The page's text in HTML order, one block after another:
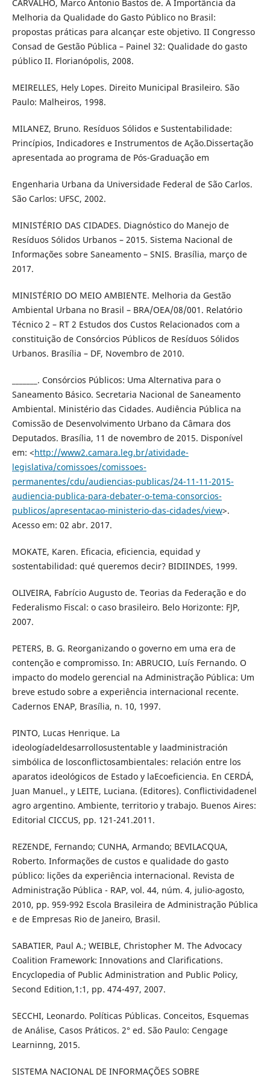
CARVALHO, Marco Antonio Bastos de. A Importância da
Melhoria da Qualidade do Gasto Público no Brasil:
propostas práticas para alcançar este objetivo. II Congresso
Consad de Gestão Pública – Painel 32: Qualidade do gasto
público II. Florianópolis, 2008.
MEIRELLES, Hely Lopes. Direito Municipal Brasileiro. São
Paulo: Malheiros, 1998.
MILANEZ, Bruno. Resíduos Sólidos e Sustentabilidade:
Princípios, Indicadores e Instrumentos de Ação.Dissertação
apresentada ao programa de Pós-Graduação em
Engenharia Urbana da Universidade Federal de São Carlos.
São Carlos: UFSC, 2002.
MINISTÉRIO DAS CIDADES. Diagnóstico do Manejo de
Resíduos Sólidos Urbanos – 2015. Sistema Nacional de
Informações sobre Saneamento – SNIS. Brasília, março de
2017.
MINISTÉRIO DO MEIO AMBIENTE. Melhoria da Gestão
Ambiental Urbana no Brasil – BRA/OEA/08/001. Relatório
Técnico 2 – RT 2 Estudos dos Custos Relacionados com a
constituição de Consórcios Públicos de Resíduos Sólidos
Urbanos. Brasília – DF, Novembro de 2010.
_______. Consórcios Públicos: Uma Alternativa para o
Saneamento Básico. Secretaria Nacional de Saneamento
Ambiental. Ministério das Cidades. Audiência Pública na
Comissão de Desenvolvimento Urbano da Câmara dos
Deputados. Brasília, 11 de novembro de 2015. Disponível
em: <http://www2.camara.leg.br/atividade-
legislativa/comissoes/comissoes-
permanentes/cdu/audiencias-publicas/24-11-11-2015-
audiencia-publica-para-debater-o-tema-consorcios-
publicos/apresentacao-ministerio-das-cidades/view>.
Acesso em: 02 abr. 2017.
MOKATE, Karen. Eficacia, eficiencia, equidad y
sostentabilidad: qué queremos decir? BIDIINDES, 1999.
OLIVEIRA, Fabrício Augusto de. Teorias da Federação e do
Federalismo Fiscal: o caso brasileiro. Belo Horizonte: FJP,
2007.
PETERS, B. G. Reorganizando o governo em uma era de
contenção e compromisso. In: ABRUCIO, Luís Fernando. O
impacto do modelo gerencial na Administração Pública: Um
breve estudo sobre a experiência internacional recente.
Cadernos ENAP, Brasília, n. 10, 1997.
PINTO, Lucas Henrique. La
ideologíadeldesarrollosustentable y laadministración
simbólica de losconflictosambientales: relación entre los
aparatos ideológicos de Estado y laEcoeficiencia. En CERDÁ,
Juan Manuel., y LEITE, Luciana. (Editores). Conflictividadenel
agro argentino. Ambiente, territorio y trabajo. Buenos Aires:
Editorial CICCUS, pp. 121-241.2011.
REZENDE, Fernando; CUNHA, Armando; BEVILACQUA,
Roberto. Informações de custos e qualidade do gasto
público: lições da experiência internacional. Revista de
Administração Pública - RAP, vol. 44, núm. 4, julio-agosto,
2010, pp. 959-992 Escola Brasileira de Administração Pública
e de Empresas Rio de Janeiro, Brasil.
SABATIER, Paul A.; WEIBLE, Christopher M. The Advocacy
Coalition Framework: Innovations and Clarifications.
Encyclopedia of Public Administration and Public Policy,
Second Edition,1:1, pp. 474-497, 2007.
SECCHI, Leonardo. Políticas Públicas. Conceitos, Esquemas
de Análise, Casos Práticos. 2° ed. São Paulo: Cengage
Learninng, 2015.
SISTEMA NACIONAL DE INFORMAÇÕES SOBRE